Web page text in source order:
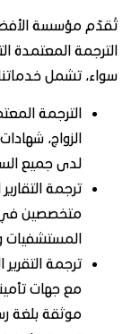
مؤسسة الأفضل
المعتمدة التي
تشمل خدماتنا:
الترجمة
الزواج، شهادات
لدى جميع
ترجمة التقارير
متخصصين في
المستشفيات
ترجمة التقرير
مع جهات
موثقة بلغة